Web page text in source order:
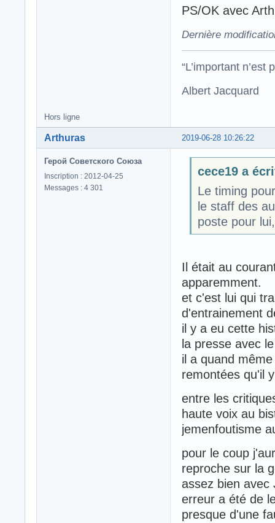
PS/OK avec
Dernière
“L’important
Albert Jacquard
Hors ligne
2019-06-28 10:26:22
Arthuras
Герой Советского Союза
Inscription : 2012-04-25
Messages : 4 301
cece19 a
Le timing
le staff des
poste pour
Il était au
apparemment.
et c'est lui qui
d'entrainement
il y a eu cette
la presse avec
il a quand
remontées qu'il
entre les
haute voix au
jemenfoutisme
pour le coup
reproche sur la
assez bien avec
erreur a été de
presque d'une